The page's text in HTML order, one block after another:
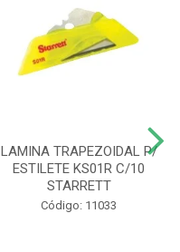
LAMINA TRAPEZOIDAL P/
ESTILETE KS01R C/10
STARRETT
Código: 11033